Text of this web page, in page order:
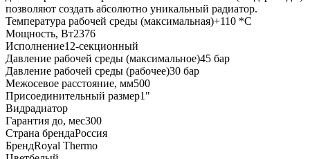
позволяют создать абсолютно уникальный радиатор.
Температура рабочей среды (максимальная)+110 *C
Мощность, Вт2376
Исполнение12-секционный
Давление рабочей среды (максимальное)45 бар
Давление рабочей среды (рабочее)30 бар
Межосевое расстояние, мм500
Присоединительный размер1"
Видрадиатор
Гарантия до, мес300
Страна брендаРоссия
БрендRoyal Thermo